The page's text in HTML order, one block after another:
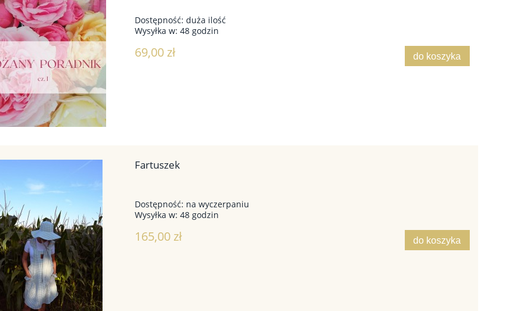
Dostępność: duża ilość
Wysyłka w: 48 godzin
69,00 zł do koszyka
Fartuszek
Dostępność: na wyczerpaniu
Wysyłka w: 48 godzin
165,00 zł do koszyka